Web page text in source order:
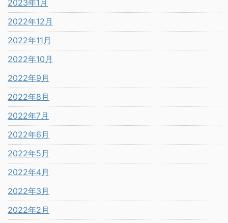
2023年1月
2022年12月
2022年11月
2022年10月
2022年9月
2022年8月
2022年7月
2022年6月
2022年5月
2022年4月
2022年3月
2022年2月